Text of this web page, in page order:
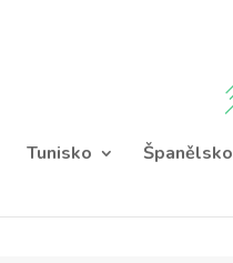
Tunisko Španělsko